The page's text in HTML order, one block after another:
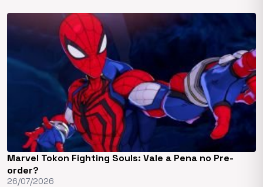
Marvel Tokon Fighting Souls: Vale a Pena no Pre-
order?
26/07/2026